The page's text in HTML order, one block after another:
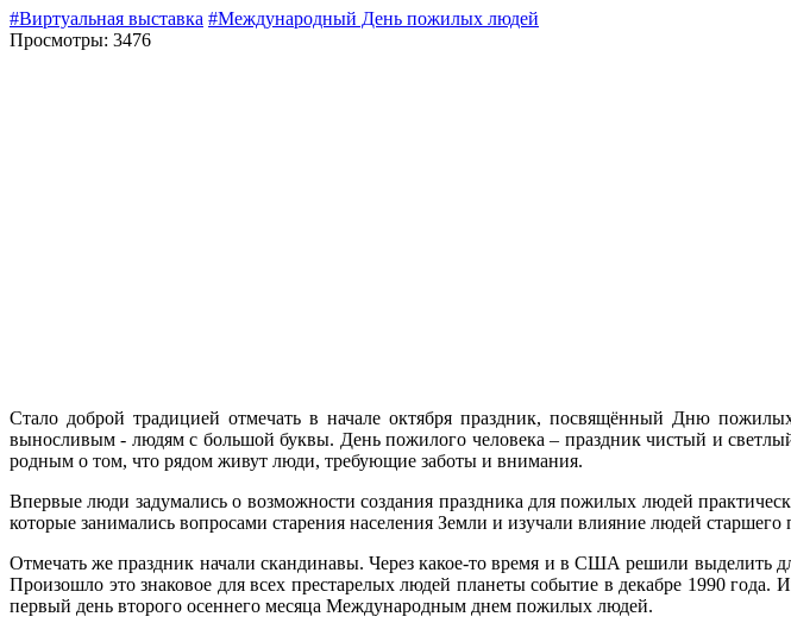
#Виртуальная выставка #Международный День пожилых людей
Просмотры: 3476
Стало доброй традицией отмечать в начале октября праздник, посвящённый Дню
выносливым - людям с большой буквы. День пожилого человека – праздник чистый и
родным о том, что рядом живут люди, требующие заботы и внимания.
Впервые люди задумались о возможности создания праздника для пожилых людей
которые занимались вопросами старения населения Земли и изучали влияние людей старшего
Отмечать же праздник начали скандинавы. Через какое-то время и в США решили выделить
Произошло это знаковое для всех престарелых людей планеты событие в декабре 1990
первый день второго осеннего месяца Международным днем пожилых людей.